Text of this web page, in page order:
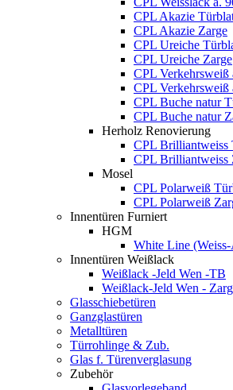
CPL Akazie
CPL Akazie Zarge
CPL Ureiche
CPL Ureiche Zarge
CPL Verkehrsweiß
CPL Verkehrsweiß
CPL Buche natur
CPL Buche natur
Herholz Renovierung
CPL Brilliantweiss
CPL Brilliantweiss
Mosel
CPL Polarweiß
CPL Polarweiß
Innentüren Furniert
HGM
White Line
Innentüren Weißlack
Weißlack -Jeld Wen -TB
Weißlack-Jeld Wen -
Glasschiebetüren
Ganzglastüren
Metalltüren
Türrohlinge & Zub.
Glas f. Türenverglasung
Zubehör